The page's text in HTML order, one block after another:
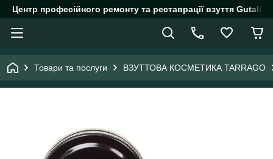
Центр професійного ремонту та реставрації взуття
Товари та послуги ВЗУТТОВА КОСМЕТИКА TARRAGO